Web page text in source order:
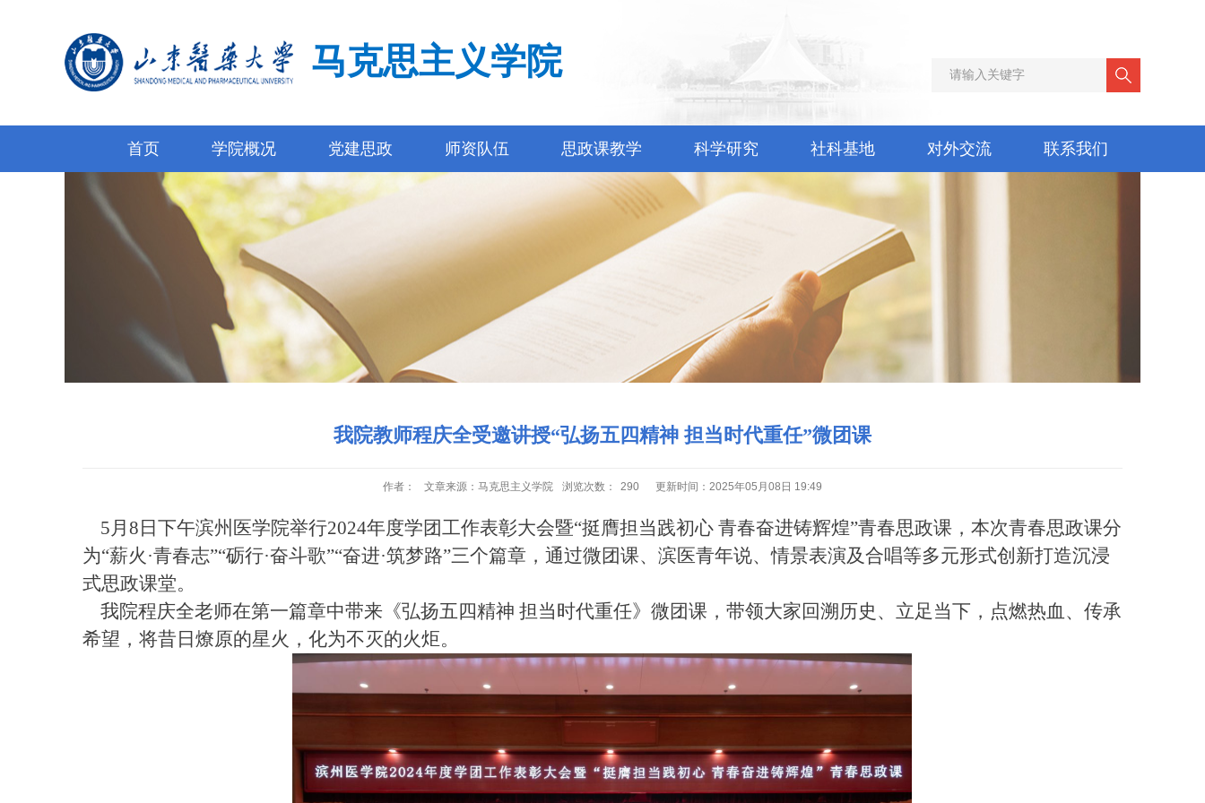
马克思主义学院
首页 学院概况 党建思政 师资队伍 思政课教学 科学研究 社科基地 对外交流 联系我们
我院教师程庆全受邀讲授“弘扬五四精神 担当时代重任”微团课
作者： 文章来源：马克思主义学院 浏览次数： 290 更新时间：2025年05月08日 19:49
5月8日下午滨州医学院举行2024年度学团工作表彰大会暨“挺膺担当践初心 青春奋进铸辉煌”青春思政课， 本次青春思政课分
为“薪火·青春志”“砺行·奋斗歌”“奋进·筑梦路”三个篇章，通过微团课、滨医青年说、情景表演及合唱等多元形式创新打造沉浸
式思政课堂。
我院程庆全老师在第一篇章中带来 《弘扬五四精神 担当时代重任》微团课， 带领大家回溯历史、立足当下， 点燃热血、传承
希望， 将昔日燎原的星火，化为不灭的火炬。